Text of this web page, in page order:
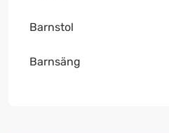
Barnstol
Barnsäng